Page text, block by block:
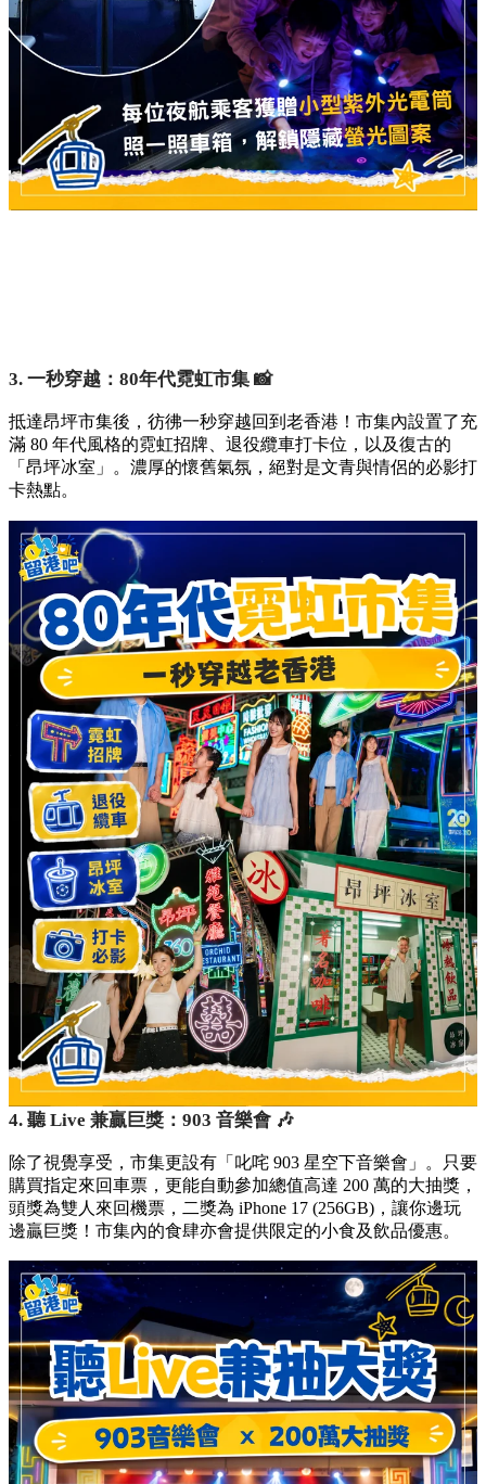
3. 一秒穿越：80年代霓虹市集 📸
抵達昂坪市集後，彷彿一秒穿越回到老香港！市集內設置了充
滿 80 年代風格的霓虹招牌、退役纜車打卡位，以及復古的
「昂坪冰室」。濃厚的懷舊氣氛，絕對是文青與情侶的必影打
卡熱點。
4. 聽 Live 兼贏巨獎：903 音樂會 🎶
除了視覺享受，市集更設有「叱咤 903 星空下音樂會」。只要
購買指定來回車票，更能自動參加總值高達 200 萬的大抽獎，
頭獎為雙人來回機票，二獎為 iPhone 17 (256GB)，讓你邊玩
邊贏巨獎！市集內的食肆亦會提供限定的小食及飲品優惠。